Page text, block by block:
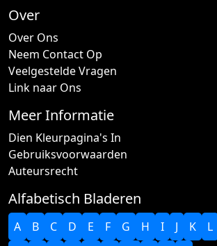
Over
Over Ons
Neem Contact Op
Veelgestelde Vragen
Link naar Ons
Meer Informatie
Dien Kleurpagina's In
Gebruiksvoorwaarden
Auteursrecht
Alfabetisch Bladeren
A B C D E F G H I J K L